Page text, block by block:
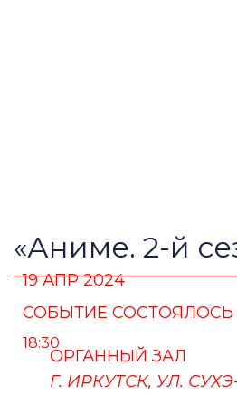
«Аниме. 2-й
19 АПР 2024
СОБЫТИЕ СОСТОЯЛОСЬ
18:30
ОРГАННЫЙ ЗАЛ
Г. ИРКУТСК, УЛ.